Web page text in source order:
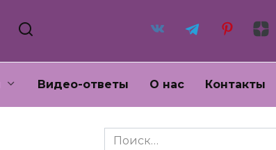
Видео-ответы О нас Контакты
Search